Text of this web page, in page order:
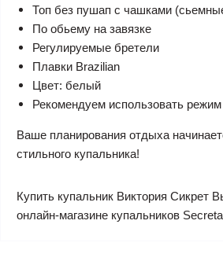
Топ без пушап с чашками
По обьему на завязке
Регулируемые бретели
Плавки Brazilian
Цвет: белый
Рекомендуем использовать режим
Ваше планирования отдыха
стильного купальника!
Купить купальник Виктория Сикрет
онлайн-магазине купальников